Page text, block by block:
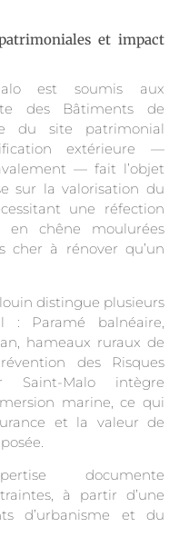
et impact
est soumis aux
des Bâtiments de
du site patrimonial
extérieure —
— fait l’objet
sur la valorisation du
une réfection
en chêne moulurées
cher à rénover qu’un
distingue plusieurs
: Paramé balnéaire,
hameaux ruraux de
des Risques
Saint-Malo intègre
marine, ce qui
et la valeur de
documente
à partir d’une
d’urbanisme et du